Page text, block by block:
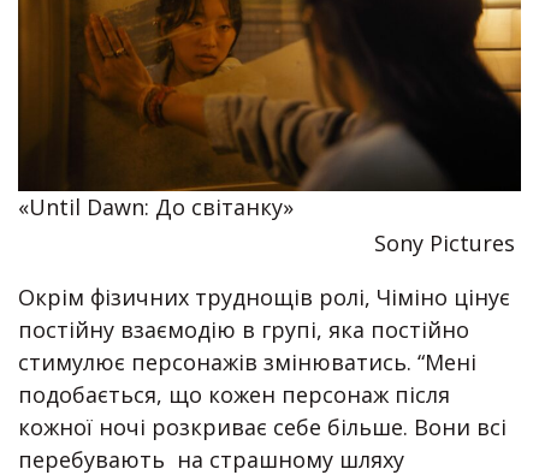
«Until Dawn: До світанку»
Sony Pictures
Окрім фізичних труднощів ролі, Чіміно цінує
постійну взаємодію в групі, яка постійно
стимулює персонажів змінюватись. “Мені
подобається, що кожен персонаж після
кожної ночі розкриває себе більше. Вони всі
перебувають на страшному шляху